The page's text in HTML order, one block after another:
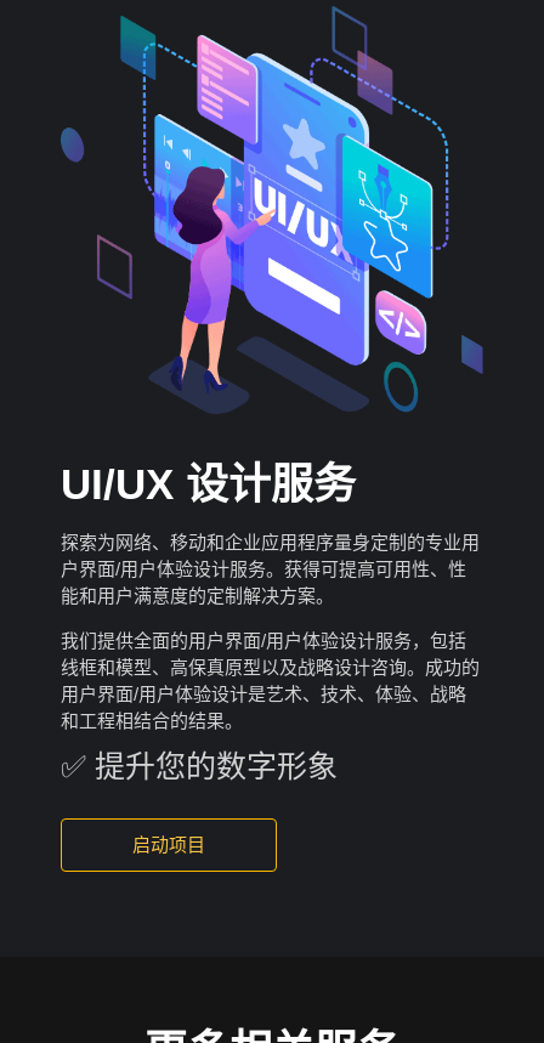
UI/UX 设计服务
探索为网络、移动和企业应用程序量身定制的专业用
户界面/用户体验设计服务。获得可提高可用性、性
能和用户满意度的定制解决方案。
我们提供全面的用户界面/用户体验设计服务，包括
线框和模型、高保真原型以及战略设计咨询。成功的
用户界面/用户体验设计是艺术、技术、体验、战略
和工程相结合的结果。
✅ 提升您的数字形象
启动项目